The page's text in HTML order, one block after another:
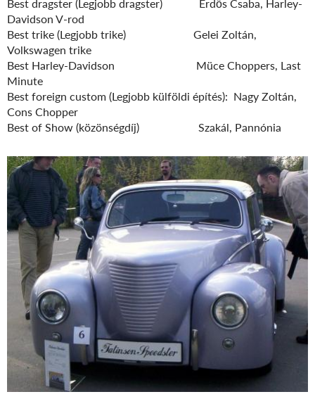
Davidson V-rod
Best trike (Legjobb trike) Gelei Zoltán,
Volkswagen trike
Best Harley-Davidson Müce Choppers, Last
Minute
Best foreign custom (Legjobb külföldi építés): Nagy Zoltán,
Cons Chopper
Best of Show (közönségdíj) Szakál, Pannónia